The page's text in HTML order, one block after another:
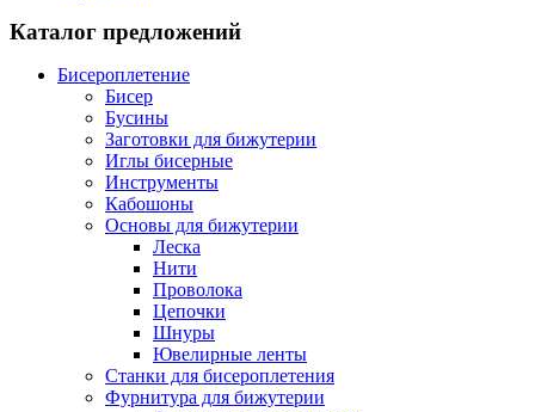
Каталог предложений
Бисероплетение
Бисер
Бусины
Заготовки для бижутерии
Иглы бисерные
Инструменты
Кабошоны
Основы для бижутерии
Леска
Нити
Проволока
Цепочки
Шнуры
Ювелирные ленты
Станки для бисероплетения
Фурнитура для бижутерии